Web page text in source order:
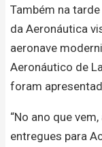
Também na
da Aeronáutica
aeronave
Aeronáutico de
foram
“No ano que
entregues para